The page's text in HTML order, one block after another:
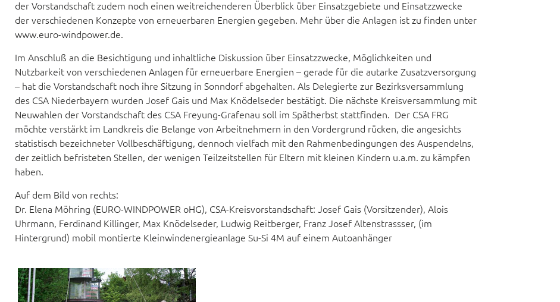
der Vorstandschaft zudem noch einen weitreichenderen Überblick über Einsatzgebiete und Einsatzzwecke
der verschiedenen Konzepte von erneuerbaren Energien gegeben. Mehr über die Anlagen ist zu finden unter
www.euro-windpower.de.
Im Anschluß an die Besichtigung und inhaltliche Diskussion über Einsatzzwecke, Möglichkeiten und
Nutzbarkeit von verschiedenen Anlagen für erneuerbare Energien – gerade für die autarke Zusatzversorgung
– hat die Vorstandschaft noch ihre Sitzung in Sonndorf abgehalten. Als Delegierte zur Bezirksversammlung
des CSA Niederbayern wurden Josef Gais und Max Knödelseder bestätigt. Die nächste Kreisversammlung mit
Neuwahlen der Vorstandschaft des CSA Freyung-Grafenau soll im Spätherbst stattfinden. Der CSA FRG
möchte verstärkt im Landkreis die Belange von Arbeitnehmern in den Vordergrund rücken, die angesichts
statistisch bezeichneter Vollbeschäftigung, dennoch vielfach mit den Rahmenbedingungen des Auspendelns,
der zeitlich befristeten Stellen, der wenigen Teilzeitstellen für Eltern mit kleinen Kindern u.a.m. zu kämpfen
haben.
Auf dem Bild von rechts:
Dr. Elena Möhring (EURO-WINDPOWER oHG), CSA-Kreisvorstandschaft: Josef Gais (Vorsitzender), Alois
Uhrmann, Ferdinand Killinger, Max Knödelseder, Ludwig Reitberger, Franz Josef Altenstrassser, (im
Hintergrund) mobil montierte Kleinwindenergieanlage Su-Si 4M auf einem Autoanhänger